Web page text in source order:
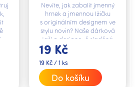
19 Kč
Měrná
cena:
19 Kč / 1 ks
Do košíku
Nevíte, jak zabalit jmenný
hrnek a jmennou lžičku
s originálním designem ve
stylu novin? Naše dárková
taška designově sladěná
s hrnky i lžičkami vše vyřeší
za vás.